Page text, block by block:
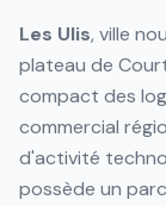
Les Ulis, ville
plateau de
compact des
commercial
d'activité
possède un